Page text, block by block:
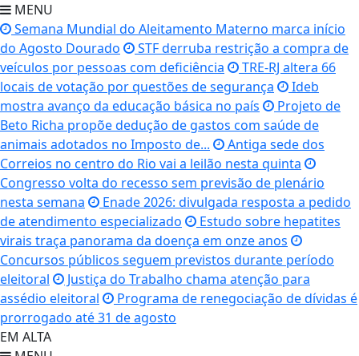
MENU
Semana Mundial do Aleitamento Materno marca início
do Agosto Dourado
STF derruba restrição a compra de
veículos por pessoas com deficiência
TRE-RJ altera 66
locais de votação por questões de segurança
Ideb
mostra avanço da educação básica no país
Projeto de
Beto Richa propõe dedução de gastos com saúde de
animais adotados no Imposto de...
Antiga sede dos
Correios no centro do Rio vai a leilão nesta quinta
Congresso volta do recesso sem previsão de plenário
nesta semana
Enade 2026: divulgada resposta a pedido
de atendimento especializado
Estudo sobre hepatites
virais traça panorama da doença em onze anos
Concursos públicos seguem previstos durante período
eleitoral
Justiça do Trabalho chama atenção para
assédio eleitoral
Programa de renegociação de dívidas é
prorrogado até 31 de agosto
EM ALTA